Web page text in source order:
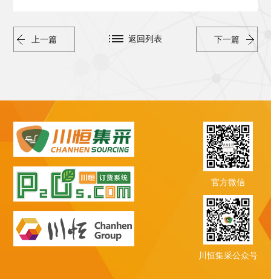
上一篇 下一篇
返回列表
官方微信
川恒集采公众号